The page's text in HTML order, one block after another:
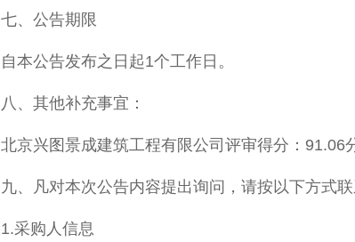
七、公告期限
自本公告发布之日起1个工作日。
八、其他补充事宜：
北京兴图景成建筑工程有限公司评审得分：91.06
九、凡对本次公告内容提出询问，请按以下方式
1.采购人信息